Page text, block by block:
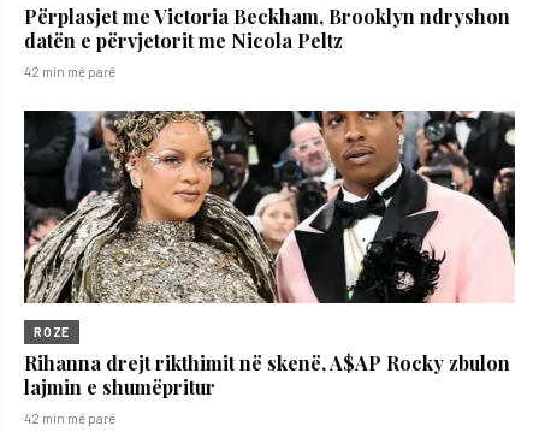
Përplasjet me Victoria Beckham, Brooklyn ndryshon
datën e përvjetorit me Nicola Peltz
42 min më parë
ROZE
Rihanna drejt rikthimit në skenë, A$AP Rocky zbulon
lajmin e shumëpritur
42 min më parë